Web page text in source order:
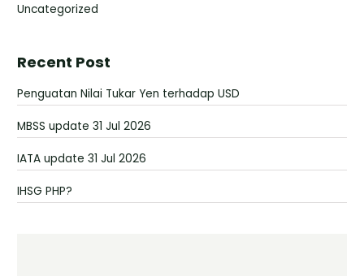
Uncategorized
Recent Post
Penguatan Nilai Tukar Yen terhadap USD
MBSS update 31 Jul 2026
IATA update 31 Jul 2026
IHSG PHP?